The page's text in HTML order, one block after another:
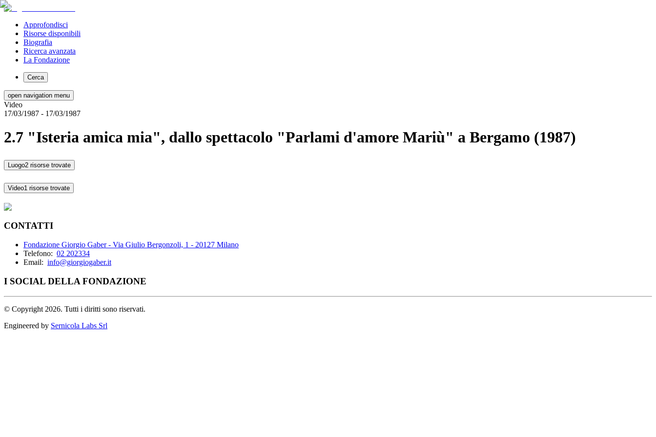
Approfondisci
Risorse disponibili
Biografia
Ricerca avanzata
La Fondazione
Cerca
open navigation menu
Video
17/03/1987 - 17/03/1987
2.7 "Isteria amica mia", dallo spettacolo "Parlami d'amore Mariù" a Bergamo (1987)
Luogo2 risorse trovate
Video1 risorse trovate
CONTATTI
Fondazione Giorgio Gaber - Via Giulio Bergonzoli, 1 - 20127 Milano
Telefono: 02 202334
Email: info@giorgiogaber.it
I SOCIAL DELLA FONDAZIONE
© Copyright 2026. Tutti i diritti sono riservati.
Engineered by Sernicola Labs Srl